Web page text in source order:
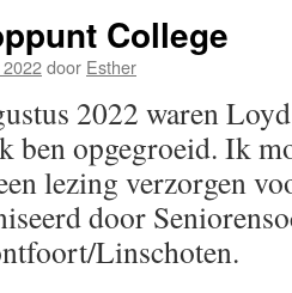
College
door Esther
2022 waren
ben opgegroeid. Ik
lezing verzorgen
door
Linschoten.